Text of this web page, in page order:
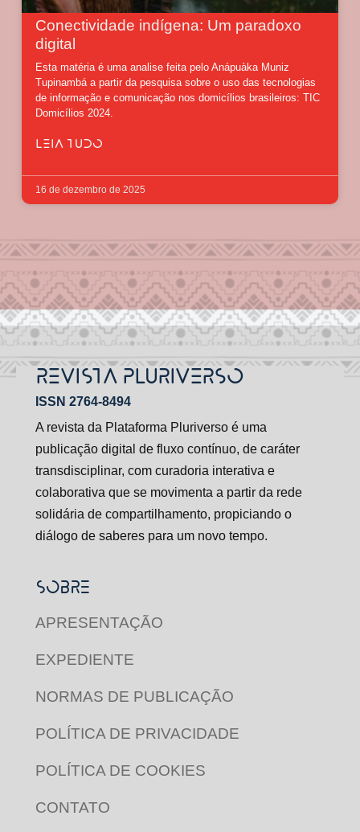
Conectividade indígena: Um paradoxo
digital
Esta matéria é uma analise feita pelo Anápuàka Muniz
Tupinambá a partir da pesquisa sobre o uso das tecnologias
de informação e comunicação nos domicílios brasileiros: TIC
Domicílios 2024.
LEIA TUDO
16 de dezembro de 2025
REVISTA PLURIVERSO
ISSN 2764-8494
A revista da Plataforma Pluriverso é uma
publicação digital de fluxo contínuo, de caráter
transdisciplinar, com curadoria interativa e
colaborativa que se movimenta a partir da rede
solidária de compartilhamento, propiciando o
diálogo de saberes para um novo tempo.
SOBRE
APRESENTAÇÃO
EXPEDIENTE
NORMAS DE PUBLICAÇÃO
POLÍTICA DE PRIVACIDADE
POLÍTICA DE COOKIES
CONTATO